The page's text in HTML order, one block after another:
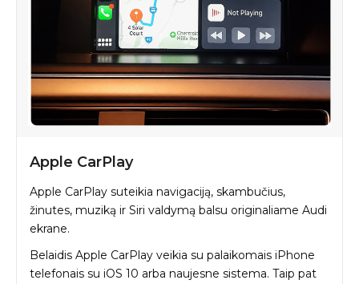
Apple CarPlay
Apple CarPlay suteikia navigaciją, skambučius,
žinutes, muziką ir Siri valdymą balsu originaliame Audi
ekrane.
Belaidis Apple CarPlay veikia su palaikomais iPhone
telefonais su iOS 10 arba naujesne sistema. Taip pat